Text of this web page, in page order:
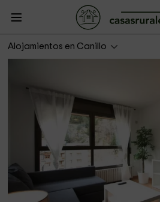
Alojamientos en Canillo